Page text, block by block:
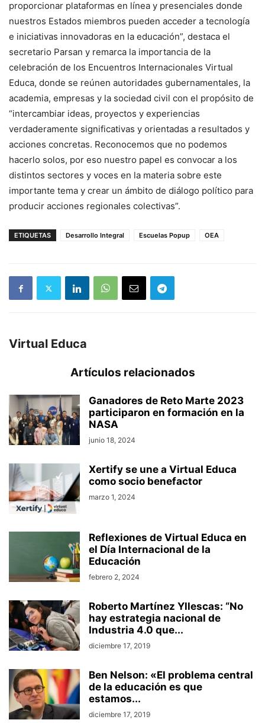
proporcionar plataformas en línea y presenciales donde
nuestros Estados miembros pueden acceder a tecnología
e iniciativas innovadoras en la educación”, destaca el
secretario Parsan y remarca la importancia de la
celebración de los Encuentros Internacionales Virtual
Educa, donde se reúnen autoridades gubernamentales, la
academia, empresas y la sociedad civil con el propósito de
“intercambiar ideas, proyectos y experiencias
verdaderamente significativas y orientadas a resultados y
acciones concretas. Reconocemos que no podemos
hacerlo solos, por eso nuestro papel es convocar a los
distintos sectores y voces en la materia sobre este
importante tema y crear un ámbito de diálogo político para
producir acciones regionales colectivas”.
ETIQUETAS Desarrollo Integral Escuelas Popup OEA
Virtual Educa
Artículos relacionados
Ganadores de Reto Marte 2023
participaron en formación en la
NASA
junio 18, 2024
Xertify se une a Virtual Educa
como socio benefactor
marzo 1, 2024
Reflexiones de Virtual Educa en
el Día Internacional de la
Educación
febrero 2, 2024
Roberto Martínez Yllescas: “No
hay estrategia nacional de
Industria 4.0 que...
diciembre 17, 2019
Ben Nelson: «El problema central
de la educación es que
estamos...
diciembre 17, 2019